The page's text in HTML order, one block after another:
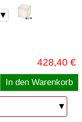
428,40 €